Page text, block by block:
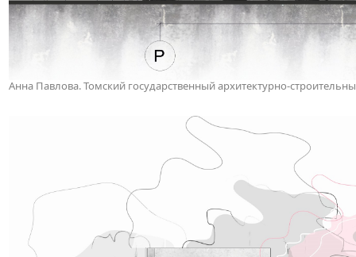
Анна Павлова. Томский государственный архитектурно-